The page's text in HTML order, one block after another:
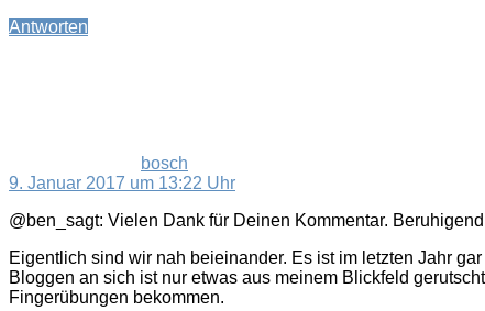
Antworten
bosch
9. Januar 2017 um 13:22 Uhr
@ben_sagt: Vielen Dank für Deinen Kommentar.
Eigentlich sind wir nah beieinander. Es ist im letzten Jahr
Bloggen an sich ist nur etwas aus meinem Blickfeld
Fingerübungen bekommen.